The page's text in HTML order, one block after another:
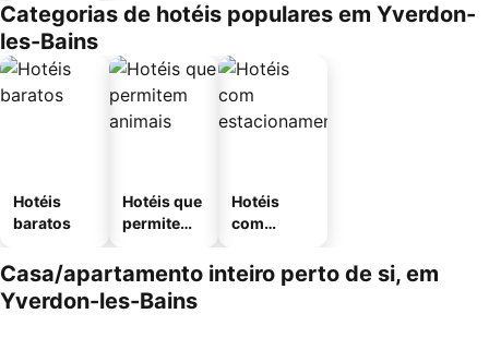
Categorias de hotéis populares em Yverdon-
les-Bains
Hotéis
baratos
Hotéis que
permitem
Hotéis
com
mento
Casa/apartamento inteiro perto de si, em
Yverdon-les-Bains